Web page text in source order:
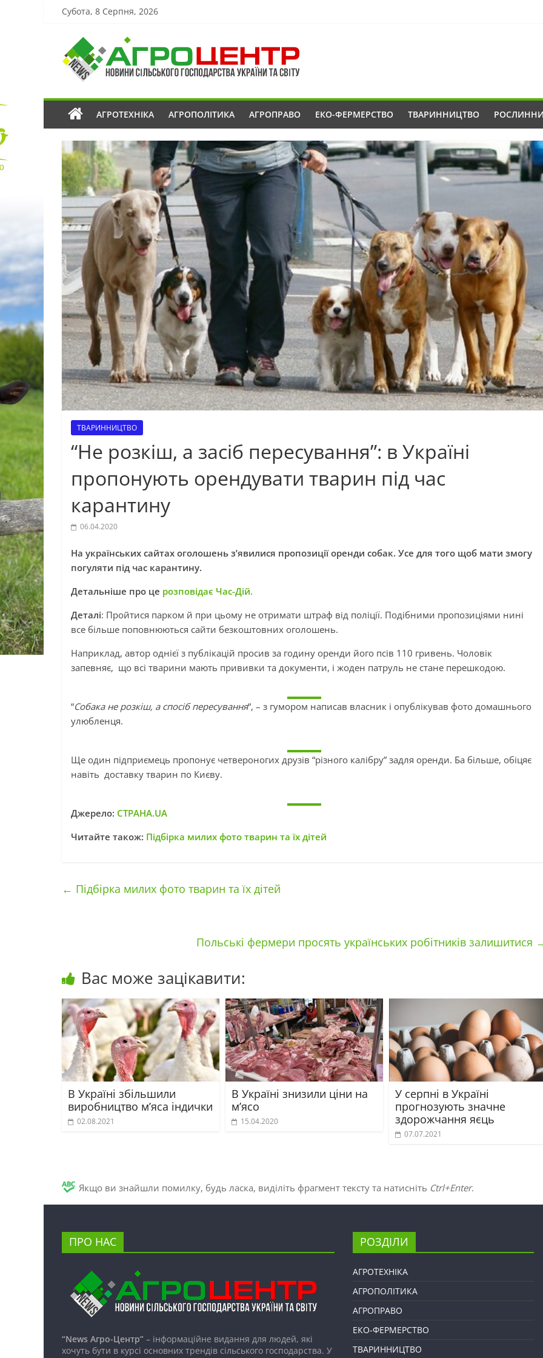
Субота, 8 Серпня, 2026
АГРОТЕХНІКА АГРОПОЛІТИКА АГРОПРАВО ЕКО-ФЕРМЕРСТВО ТВАРИННИЦТВО
ТВАРИННИЦТВО
“Не розкіш, а засіб пересування”: в Україні
пропонують орендувати тварин під час
карантину
06.04.2020
На українських сайтах оголошень з’явилися пропозиції оренди собак. Усе для того щоб мати змогу
погуляти під час карантину.
Детальніше про це розповідає Час-Дій.
Деталі: Пройтися парком й при цьому не отримати штраф від поліції. Подібними пропозиціями нині
все більше поповнюються сайти безкоштовних оголошень.
Наприклад, автор однієї з публікацій просив за годину оренди його псів 110 гривень. Чоловік
запевняє, що всі тварини мають прививки та документи, і жоден патруль не стане перешкодою.
“Собака не розкіш, а спосіб пересування“, – з гумором написав власник і опублікував фото домашнього
улюбленця.
Ще один підприємець пропонує четвероногих друзів “різного калібру” задля оренди. Ба більше, обіцяє
навіть доставку тварин по Києву.
Джерело: СТРАНА.UA
Читайте також: Підбірка милих фото тварин та їх дітей
← Підбірка милих фото тварин та їх дітей
Польські фермери просять українських робітників залишитися
Вас може зацікавити:
В Україні збільшили
виробництво м’яса індички
02.08.2021
В Україні знизили ціни на
м’ясо
15.04.2020
У серпні в Україні
прогнозують значне
здорожчання яєць
07.07.2021
Якщо ви знайшли помилку, будь ласка, виділіть фрагмент тексту та натисніть Ctrl+Enter.
ПРО НАС
“News Агро-Центр” – інформаційне видання для людей, які
хочуть бути в курсі основних трендів сільського господарства. У
РОЗДІЛИ
АГРОТЕХНІКА
АГРОПОЛІТИКА
АГРОПРАВО
ЕКО-ФЕРМЕРСТВО
ТВАРИННИЦТВО